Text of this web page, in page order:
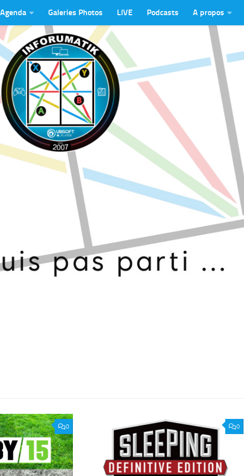
Agenda Galeries Photos LIVE Podcasts A propos
0 0